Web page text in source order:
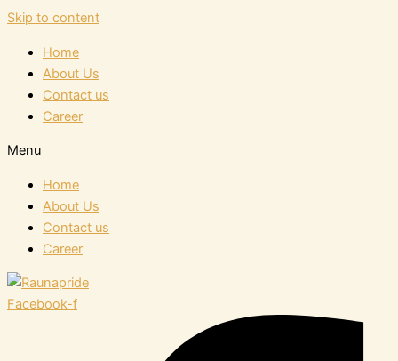
Skip to content
Home
About Us
Contact us
Career
Menu
Home
About Us
Contact us
Career
Facebook-f